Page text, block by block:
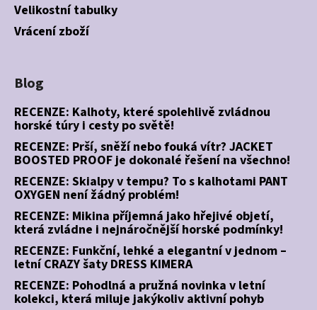
Velikostní tabulky
Vrácení zboží
Blog
RECENZE: Kalhoty, které spolehlivě zvládnou
horské túry i cesty po světě!
RECENZE: Prší, sněží nebo fouká vítr? JACKET
BOOSTED PROOF je dokonalé řešení na všechno!
RECENZE: Skialpy v tempu? To s kalhotami PANT
OXYGEN není žádný problém!
RECENZE: Mikina příjemná jako hřejivé objetí,
která zvládne i nejnáročnější horské podmínky!
RECENZE: Funkční, lehké a elegantní v jednom –
letní CRAZY šaty DRESS KIMERA
RECENZE: Pohodlná a pružná novinka v letní
kolekci, která miluje jakýkoliv aktivní pohyb